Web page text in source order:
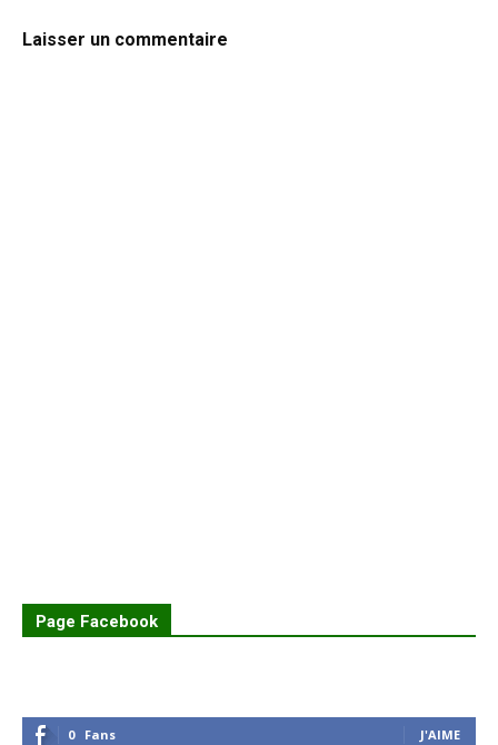
Laisser un commentaire
Page Facebook
0 Fans J'AIME